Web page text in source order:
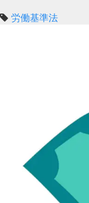
労働基準法